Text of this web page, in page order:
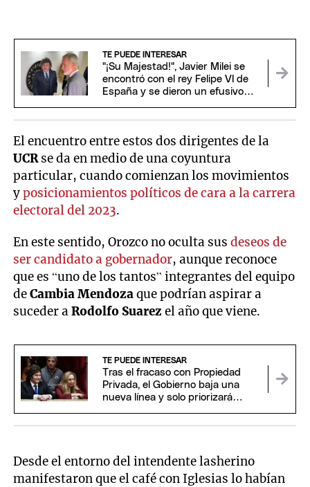
TE PUEDE INTERESAR
"¡Su Majestad!", Javier Milei se
encontró con el rey Felipe VI de
España y se dieron un efusivo
El encuentro entre estos dos dirigentes de la
UCRse da en medio de una coyuntura
particular, cuando comienzan los movimientos
yposicionamientos políticos de cara a la carrera
electoral del 2023.
En este sentido, Orozco no oculta susdeseos de
ser candidato a gobernador, aunque reconoce
que es “uno de los tantos” integrantes del equipo
deCambia Mendozaque podrían aspirar a
suceder aRodolfo Suarez el año que viene.
TE PUEDE INTERESAR
Tras el fracaso con Propiedad
Privada, el Gobierno baja una
nueva línea y solo priorizará
Desde el entorno del intendente lasherino
manifestaron que el café con Iglesias lo habían